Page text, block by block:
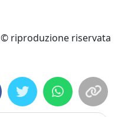
© riproduzione riservata